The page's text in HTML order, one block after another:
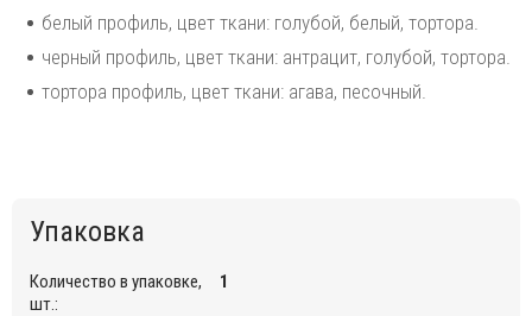
белый профиль, цвет ткани: голубой, белый, тортора.
черный профиль, цвет ткани: антрацит, голубой, тортора.
тортора профиль, цвет ткани: агава, песочный.
Упаковка
Количество в упаковке,
шт.:
1